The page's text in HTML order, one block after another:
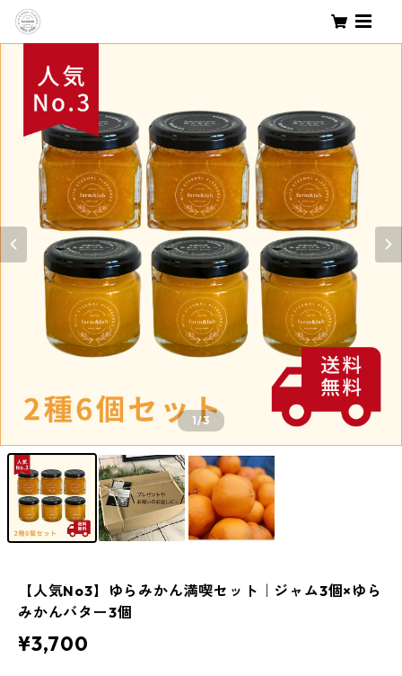
1/3
【人気No3】ゆらみかん満喫セット｜ジャム3個×ゆら
みかんバター3個
¥3,700